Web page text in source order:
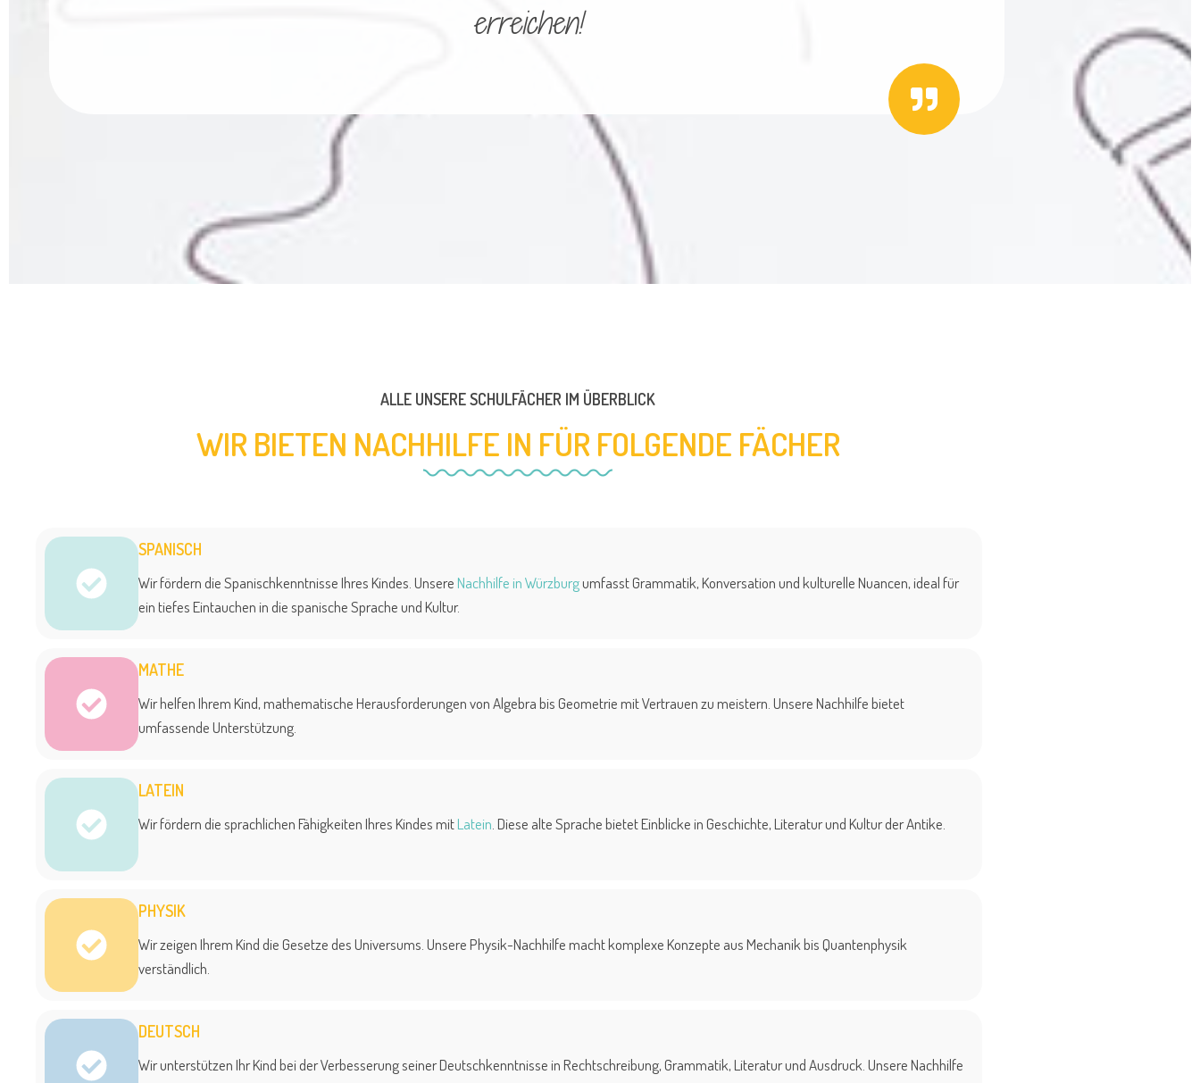
erreichen!
ALLE UNSERE SCHULFÄCHER IM ÜBERBLICK
WIR BIETEN NACHHILFE IN FÜR FOLGENDE FÄCHER
SPANISCH
Wir fördern die Spanischkenntnisse Ihres Kindes. UnsereNachhilfe in Würzburgumfasst Grammatik, Konversation und kulturelle Nuancen, ideal für
ein tiefes Eintauchen in die spanische Sprache und Kultur.
MATHE
Wir helfen Ihrem Kind, mathematische Herausforderungen von Algebra bis Geometrie mit Vertrauen zu meistern. Unsere Nachhilfe bietet
umfassende Unterstützung.
LATEIN
Wir fördern die sprachlichen Fähigkeiten Ihres Kindes mitLatein. Diese alte Sprache bietet Einblicke in Geschichte, Literatur und Kultur der Antike.
PHYSIK
Wir zeigen Ihrem Kind die Gesetze des Universums. Unsere Physik-Nachhilfe macht komplexe Konzepte aus Mechanik bis Quantenphysik
verständlich.
DEUTSCH
Wir unterstützen Ihr Kind bei der Verbesserung seiner Deutschkenntnisse in Rechtschreibung, Grammatik, Literatur und Ausdruck. Unsere Nachhilfe